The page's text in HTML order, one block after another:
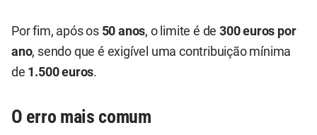
Por fim, após os50 anos, o limite é de300 euros por
ano, sendo que é exigível uma contribuição mínima
de 1.500 euros.
O erro mais comum